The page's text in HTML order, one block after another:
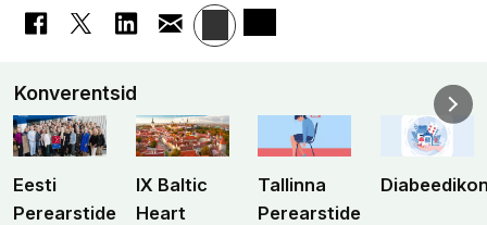
Konverentsid
Eesti
Perearstide
IX Baltic
Heart
Tallinna
Perearstide